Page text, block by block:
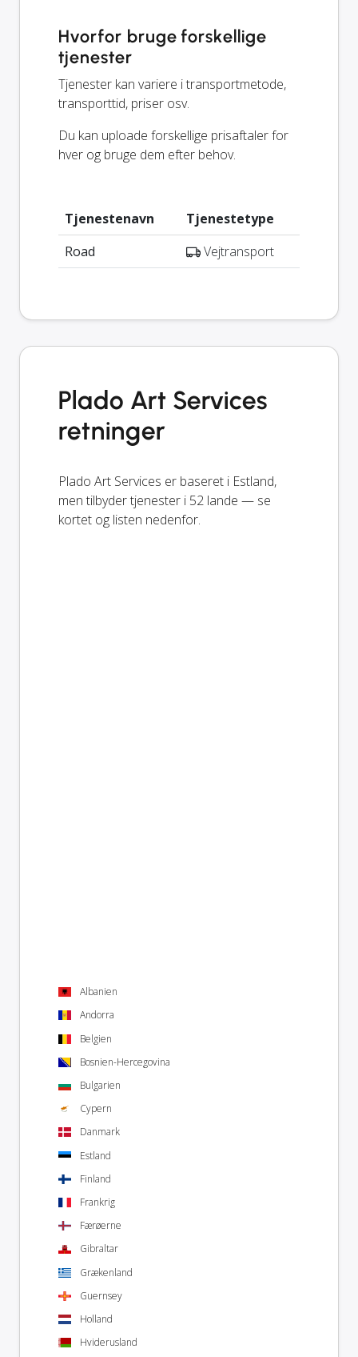
Hvorfor bruge forskellige
tjenester
Tjenester kan variere i transportmetode,
transporttid, priser osv.
Du kan uploade forskellige prisaftaler for
hver og bruge dem efter behov.
Tjenestenavn
Tjenestetype
Road
Vejtransport
Plado Art Services
retninger
Plado Art Services er baseret i Estland,
men tilbyder tjenester i 52 lande — se
kortet og listen nedenfor.
Albanien
Andorra
Belgien
Bosnien-Hercegovina
Bulgarien
Cypern
Danmark
Estland
Finland
Frankrig
Færøerne
Gibraltar
Grækenland
Guernsey
Holland
Hviderusland